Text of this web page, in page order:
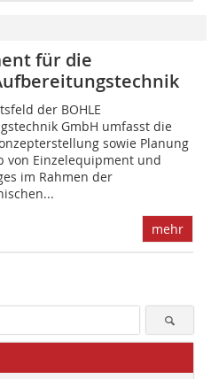
für die
der BOHLE
GmbH umfasst die
sowie Planung
von Einzelequipment und
im Rahmen der
mehr